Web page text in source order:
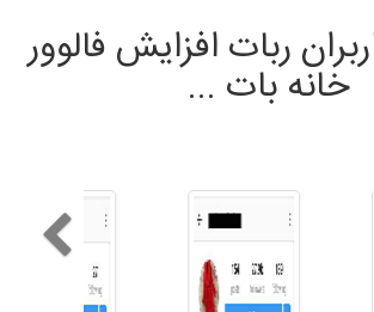
ربات افزایش فالوور
خانه بات ...